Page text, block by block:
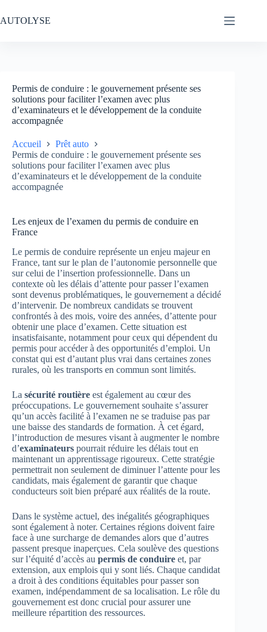
au
contenu
AUTOLYSE
Permis de conduire : le gouvernement présente ses
solutions pour faciliter l’examen avec plus
d’examinateurs et le développement de la conduite
accompagnée
Accueil
Prêt auto
Permis de conduire : le gouvernement présente ses
solutions pour faciliter l’examen avec plus
d’examinateurs et le développement de la conduite
accompagnée
Les enjeux de l’examen du permis de conduire en
France
Le permis de conduire représente un enjeu majeur en
France, tant sur le plan de l’autonomie personnelle que
sur celui de l’insertion professionnelle. Dans un
contexte où les délais d’attente pour passer l’examen
sont devenus problématiques, le gouvernement a décidé
d’intervenir. De nombreux candidats se trouvent
confrontés à des mois, voire des années, d’attente pour
obtenir une place d’examen. Cette situation est
insatisfaisante, notamment pour ceux qui dépendent du
permis pour accéder à des opportunités d’emploi. Un
constat qui est d’autant plus vrai dans certaines zones
rurales, où les transports en commun sont limités.
La sécurité routière est également au cœur des
préoccupations. Le gouvernement souhaite s’assurer
qu’un accès facilité à l’examen ne se traduise pas par
une baisse des standards de formation. À cet égard,
l’introduction de mesures visant à augmenter le nombre
d’examinateurs pourrait réduire les délais tout en
maintenant un apprentissage rigoureux. Cette stratégie
permettrait non seulement de diminuer l’attente pour les
candidats, mais également de garantir que chaque
conducteurs soit bien préparé aux réalités de la route.
Dans le système actuel, des inégalités géographiques
sont également à noter. Certaines régions doivent faire
face à une surcharge de demandes alors que d’autres
passent presque inaperçues. Cela soulève des questions
sur l’équité d’accès au permis de conduire et, par
extension, aux emplois qui y sont liés. Chaque candidat
a droit à des conditions équitables pour passer son
examen, indépendamment de sa localisation. Le rôle du
gouvernement est donc crucial pour assurer une
meilleure répartition des ressources.